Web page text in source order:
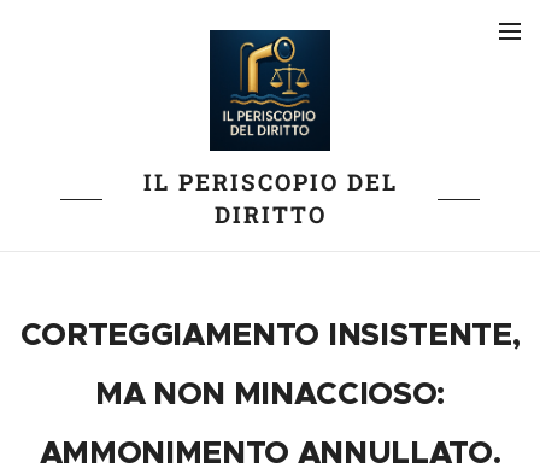
IL PERISCOPIO DEL
DIRITTO
CORTEGGIAMENTO INSISTENTE,
MA NON MINACCIOSO:
AMMONIMENTO ANNULLATO.